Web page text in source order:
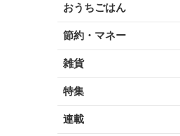
おうちごはん
節約・マネー
雑貨
特集
連載